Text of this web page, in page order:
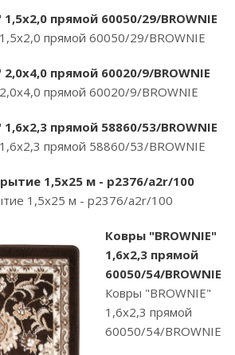
прямой 60050/29/BROWNIE
прямой 60050/29/BROWNIE
прямой 60020/9/BROWNIE
прямой 60020/9/BROWNIE
прямой 58860/53/BROWNIE
прямой 58860/53/BROWNIE
1,5х25 м - p2376/a2r/100
1,5х25 м - p2376/a2r/100
Ковры "BROWNIE"
1,6х2,3 прямой
60050/54/BROWNIE
Ковры "BROWNIE"
1,6х2,3 прямой
60050/54/BROWNIE